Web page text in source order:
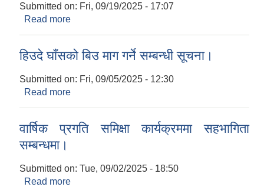
Submitted on: Fri, 09/19/2025 - 17:07
Read more
हिउदे घाँसको‍ बिउ माग गर्ने सम्बन्धी सूचना।
Submitted on: Fri, 09/05/2025 - 12:30
Read more
वार्षिक प्रगति समिक्षा कार्यक्रममा सहभागिता
सम्बन्धमा।
Submitted on: Tue, 09/02/2025 - 18:50
Read more